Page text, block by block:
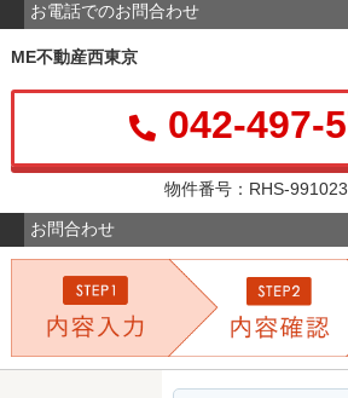
お電話でのお問合わせ
ME不動産西東京
042-497-
物件番号：RHS-
お問合わせ